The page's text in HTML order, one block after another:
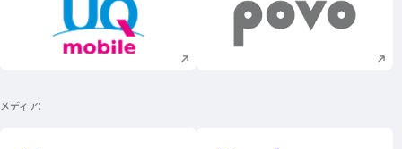
新規ウィンドウで開く 新規ウィンドウで
メディア